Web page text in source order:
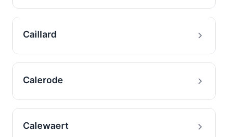
Caillard
Calerode
Calewaert